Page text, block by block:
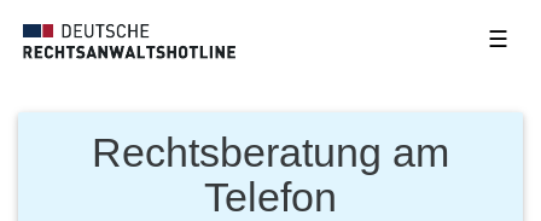
☰
Rechtsberatung am
Telefon